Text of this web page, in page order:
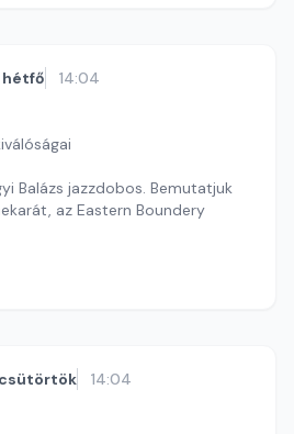
hétfő 14:04
Balázs jazzdobos. Bemutatjuk
az Eastern Boundery
Tibor
csütörtök 14:04